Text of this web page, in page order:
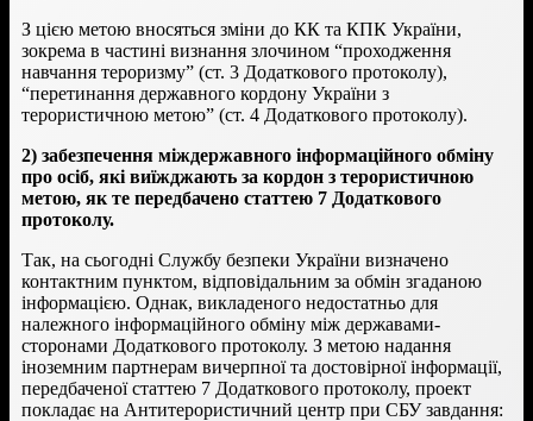
З цією метою вносяться зміни до КК та КПК України,
зокрема в частині визнання злочином “проходження
навчання тероризму” (ст. 3 Додаткового протоколу),
“перетинання державного кордону України з
терористичною метою” (ст. 4 Додаткового протоколу).
2) забезпечення міждержавного інформаційного обміну
про осіб, які виїжджають за кордон з терористичною
метою, як те передбачено статтею 7 Додаткового
протоколу.
Так, на сьогодні Службу безпеки України визначено
контактним пунктом, відповідальним за обмін згаданою
інформацією. Однак, викладеного недостатньо для
належного інформаційного обміну між державами-
сторонами Додаткового протоколу. З метою надання
іноземним партнерам вичерпної та достовірної інформації,
передбаченої статтею 7 Додаткового протоколу, проект
покладає на Антитерористичний центр при СБУ завдання: